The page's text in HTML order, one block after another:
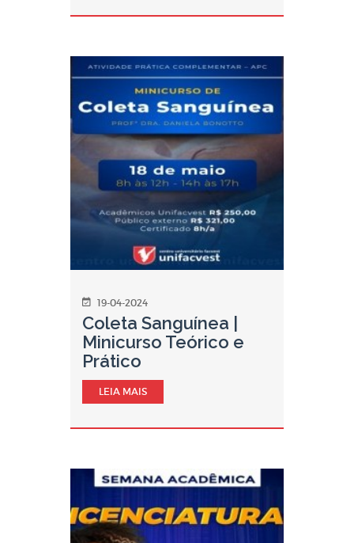
19-04-2024
Coleta Sanguínea |
Minicurso Teórico e
Prático
LEIA MAIS